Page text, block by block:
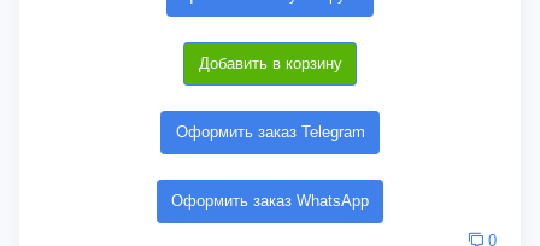
Добавить в корзину
Оформить заказ Telegram
Оформить заказ WhatsApp
0